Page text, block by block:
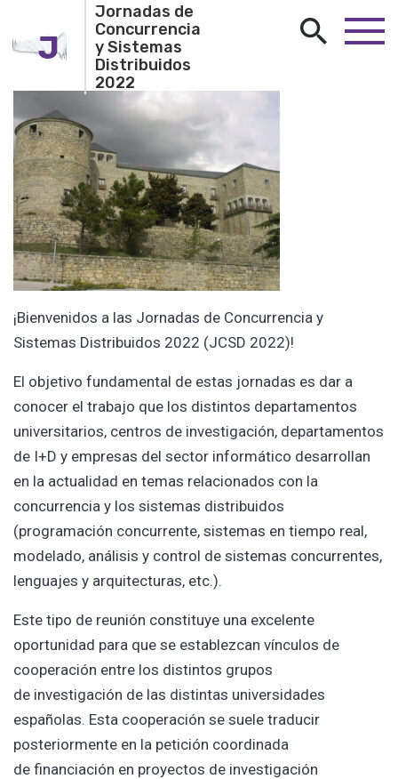
J
Jornadas de
Concurrencia
y Sistemas
Distribuidos
2022
¡Bienvenidos a las Jornadas de Concurrencia y
Sistemas Distribuidos 2022 (JCSD 2022)!
El objetivo fundamental de estas jornadas es dar a
conocer el trabajo que los distintos departamentos
universitarios, centros de investigación, departamentos
de I+D y empresas del sector informático desarrollan
en la actualidad en temas relacionados con la
concurrencia y los sistemas distribuidos
(programación concurrente, sistemas en tiempo real,
modelado, análisis y control de sistemas concurrentes,
lenguajes y arquitecturas, etc.).
Este tipo de reunión constituye una excelente
oportunidad para que se establezcan vínculos de
cooperación entre los distintos grupos
de investigación de las distintas universidades
españolas. Esta cooperación se suele traducir
posteriormente en la petición coordinada
de financiación en proyectos de investigación